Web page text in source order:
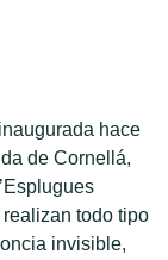
hace
de Cornellá,
todo tipo
invisible,